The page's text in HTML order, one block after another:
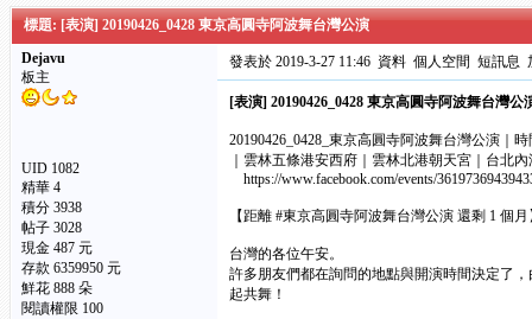
標題: [表演] 20190426_0428 東京高圓寺阿波舞台灣公演
Dejavu
板主
UID 1082
精華 4
積分 3938
帖子 3028
現金 487 元
存款 6359950 元
鮮花 888 朵
閱讀權限 100
發表於 2019-3-27 11:46 資料 個人空間 短訊息
[表演] 20190426_0428 東京高圓寺阿波舞台灣公
20190426_0428_東京高圓寺阿波舞台灣公演｜
｜雲林五條港安西府｜雲林北港朝天宮｜台北
https://www.facebook.com/events/
【距離 #東京高圓寺阿波舞台灣公演 還剩 1 個月
台灣的各位午安。
許多朋友們都在詢問的地點與開演時間決定了
起共舞！